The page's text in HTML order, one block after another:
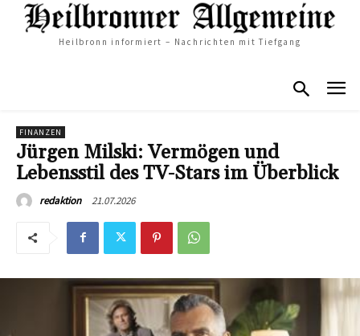
Heilbronn informiert – Nachrichten mit Tiefgang
FINANZEN
Jürgen Milski: Vermögen und
Lebensstil des TV-Stars im Überblick
redaktion 21.07.2026